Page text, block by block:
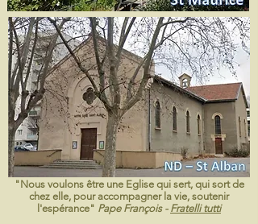
"Nous voulons être une Eglise qui sert, qui sort de
chez elle, pour accompagner la vie, soutenir
l'espérance" Pape François - Fratelli tutti